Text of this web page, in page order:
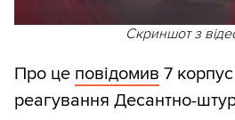
Скриншот з
Про це повідомив 7
реагування Десантно-